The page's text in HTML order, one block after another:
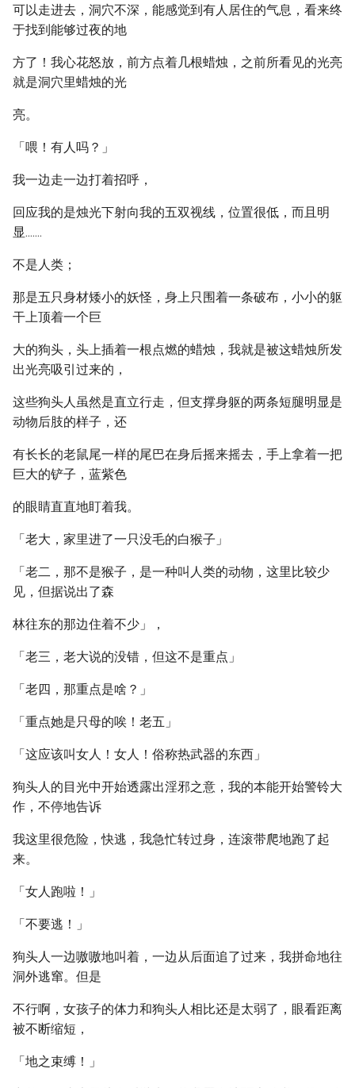
可以走进去，洞穴不深，能感觉到有人居住的气息，看来终
于找到能够过夜的地
方了！我心花怒放，前方点着几根蜡烛，之前所看见的光亮
就是洞穴里蜡烛的光
亮。
「喂！有人吗？」
我一边走一边打着招呼，
回应我的是烛光下射向我的五双视线，位置很低，而且明
显.......
不是人类；
那是五只身材矮小的妖怪，身上只围着一条破布，小小的躯
干上顶着一个巨
大的狗头，头上插着一根点燃的蜡烛，我就是被这蜡烛所发
出光亮吸引过来的，
这些狗头人虽然是直立行走，但支撑身躯的两条短腿明显是
动物后肢的样子，还
有长长的老鼠尾一样的尾巴在身后摇来摇去，手上拿着一把
巨大的铲子，蓝紫色
的眼睛直直地盯着我。
「老大，家里进了一只没毛的白猴子」
「老二，那不是猴子，是一种叫人类的动物，这里比较少
见，但据说出了森
林往东的那边住着不少」，
「老三，老大说的没错，但这不是重点」
「老四，那重点是啥？」
「重点她是只母的唉！老五」
「这应该叫女人！女人！俗称热武器的东西」
狗头人的目光中开始透露出淫邪之意，我的本能开始警铃大
作，不停地告诉
我这里很危险，快逃，我急忙转过身，连滚带爬地跑了起
来。
「女人跑啦！」
「不要逃！」
狗头人一边嗷嗷地叫着，一边从后面追了过来，我拼命地往
洞外逃窜。但是
不行啊，女孩子的体力和狗头人相比还是太弱了，眼看距离
被不断缩短，
「地之束缚！」